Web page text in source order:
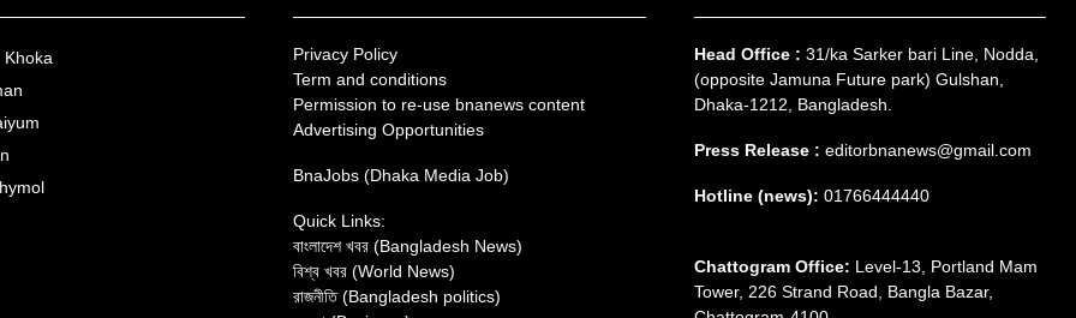
Khoka
Privacy Policy
Term and conditions
Permission to re-use bnanews content
Advertising Opportunities
BnaJobs (Dhaka Media Job)
Quick Links:
বাংলাদেশ খবর (Bangladesh News)
বিশ্ব খবর (World News)
রাজনীতি (Bangladesh politics)
Head Office : 31/ka Sarker bari Line, Nodda,
(opposite Jamuna Future park) Gulshan,
Dhaka-1212, Bangladesh.
Press Release : editorbnanews@gmail.com
Hotline (news): 01766444440
Chattogram Office: Level-13, Portland Mam
Tower, 226 Strand Road, Bangla Bazar,